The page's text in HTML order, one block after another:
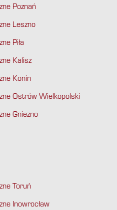
Poznań
Leszno
Piła
Kalisz
Konin
Ostrów Wielkopolski
Gniezno
Toruń
Inowrocław